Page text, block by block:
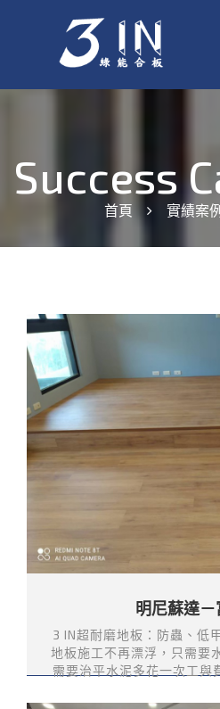
Success
首頁 實績案
明尼蘇達
3 IN超耐磨地板：防蟲、低
地板施工不再漂浮，只需要
需要治平水泥多花一次工與